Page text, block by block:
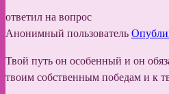
ответил на вопрос
Анонимный пользователь
Твой путь он особенный и он
твоим собственным победам и к